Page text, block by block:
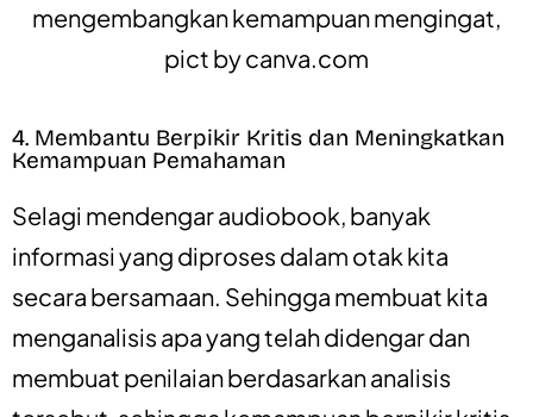
mengembangkan kemampuan mengingat,
pict bycanva.com
4. Membantu Berpikir Kritis dan Meningkatkan
Kemampuan Pemahaman
Selagi mendengar audiobook, banyak
informasi yang diproses dalam otak kita
secara bersamaan. Sehingga membuat kita
menganalisis apa yang telah didengar dan
membuat penilaian berdasarkan analisis